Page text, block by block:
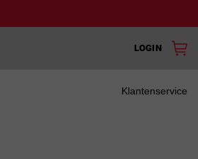
LOGIN
Klantenservice